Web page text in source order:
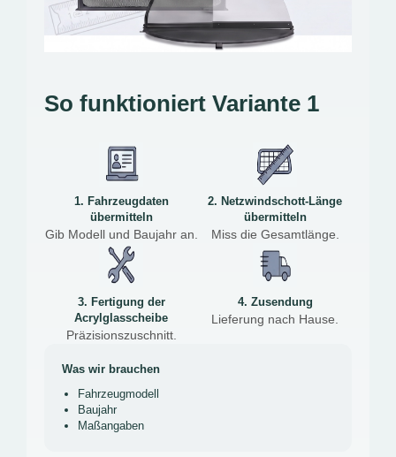
So funktioniert Variante 1
1. Fahrzeugdaten
übermitteln
Gib Modell und Baujahr an.
2. Netzwindschott-Länge
übermitteln
Miss die Gesamtlänge.
3. Fertigung der
Acrylglasscheibe
Präzisionszuschnitt.
4. Zusendung
Lieferung nach Hause.
Was wir brauchen
Fahrzeugmodell
Baujahr
Maßangaben